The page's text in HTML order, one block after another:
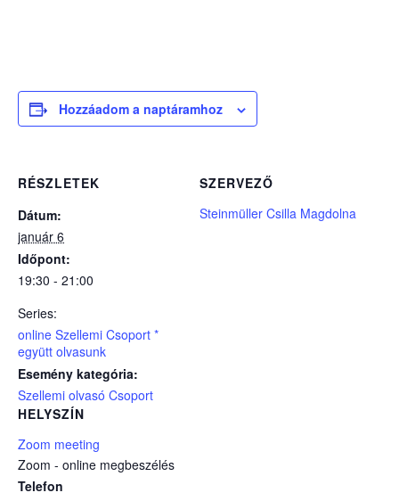
Hozzáadom a naptáramhoz
RÉSZLETEK
Dátum:
január 6
Időpont:
19:30 - 21:00
Series:
online Szellemi Csoport *
együtt olvasunk
Esemény kategória:
Szellemi olvasó Csoport
HELYSZÍN
Zoom meeting
Zoom - online megbeszélés
Telefon
SZERVEZŐ
Steinmüller Csilla Magdolna